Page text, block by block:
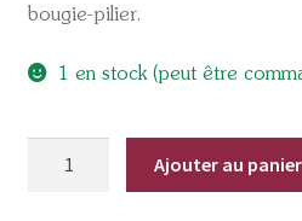
bougie-pilier.
1 en stock (peut être
Ajouter au panier